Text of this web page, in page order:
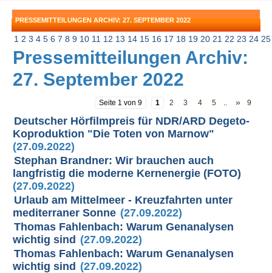
PRESSEMITTEILUNGEN ARCHIV: 27. SEPTEMBER 2022
1 2 3 4 5 6 7 8 9 10 11 12 13 14 15 16 17 18 19 20 21 22 23 24 25
Pressemitteilungen Archiv:
27. September 2022
Seite 1 von 9 1 2 3 4 5 » 9
Deutscher Hörfilmpreis für NDR/ARD Degeto-
Koproduktion "Die Toten von Marnow"
(27.09.2022)
Stephan Brandner: Wir brauchen auch
langfristig die moderne Kernenergie (FOTO)
(27.09.2022)
Urlaub am Mittelmeer - Kreuzfahrten unter
mediterraner Sonne (27.09.2022)
Thomas Fahlenbach: Warum Genanalysen
wichtig sind (27.09.2022)
Thomas Fahlenbach: Warum Genanalysen
wichtig sind (27.09.2022)